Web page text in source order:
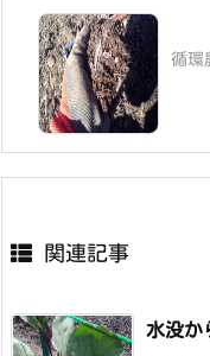
循環
関連記事
水没か